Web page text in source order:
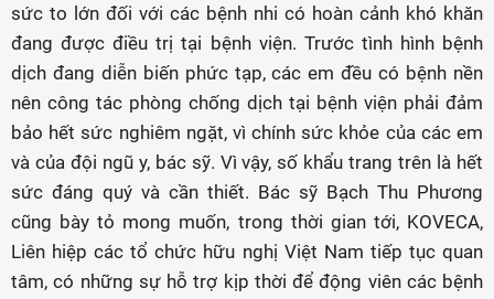
sức to lớn đối với các bệnh nhi có hoàn cảnh khó khăn
đang được điều trị tại bệnh viện. Trước tình hình bệnh
dịch đang diễn biến phức tạp, các em đều có bệnh nền
nên công tác phòng chống dịch tại bệnh viện phải đảm
bảo hết sức nghiêm ngặt, vì chính sức khỏe của các em
và của đội ngũ y, bác sỹ. Vì vậy, số khẩu trang trên là hết
sức đáng quý và cần thiết. Bác sỹ Bạch Thu Phương
cũng bày tỏ mong muốn, trong thời gian tới, KOVECA,
Liên hiệp các tổ chức hữu nghị Việt Nam tiếp tục quan
tâm, có những sự hỗ trợ kịp thời để động viên các bệnh